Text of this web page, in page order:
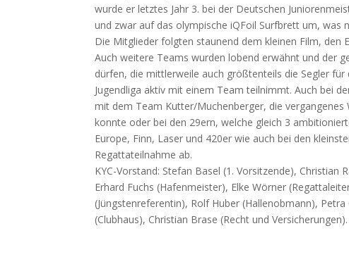
wurde er letztes Jahr 3. bei der Deutschen
und zwar auf das olympische iQFoil Surfbrett um, was
Die Mitglieder folgten staunend dem kleinen Film, den
Auch weitere Teams wurden lobend erwähnt und der
dürfen, die mittlerweile auch größtenteils die Segler
Jugendliga aktiv mit einem Team teilnimmt. Auch bei
mit dem Team Kutter/Muchenberger, die
konnte oder bei den 29ern, welche gleich 3
Europe, Finn, Laser und 420er wie auch bei den
Regattateilnahme ab.
KYC-Vorstand: Stefan Basel (1. Vorsitzende),
Erhard Fuchs (Hafenmeister), Elke Wörner
(Jüngstenreferentin), Rolf Huber (Hallenobmann),
(Clubhaus), Christian Brase (Recht und Versicherungen).